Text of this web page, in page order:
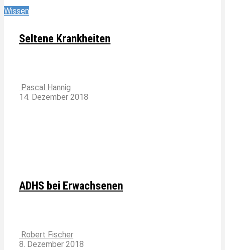
Wissen
Seltene Krankheiten
Pascal Hannig
14. Dezember 2018
ADHS bei Erwachsenen
Robert Fischer
8. Dezember 2018